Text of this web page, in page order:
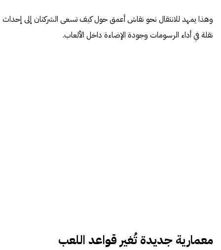
وهذا يمهد للانتقال نحو نقاش أعمق حول كيف تسعى الشركتان إلى إحداث
نقلة في أداء الرسومات وجودة الإضاءة داخل الألعاب.
معمارية جديدة تُغير قواعد اللعب